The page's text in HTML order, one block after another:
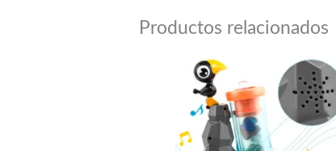
Productos relacionados